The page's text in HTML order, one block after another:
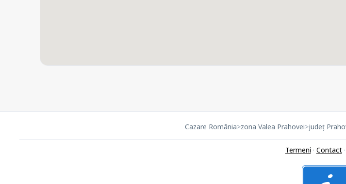
Cazare România>zona Valea Prahovei>județ
Termeni · Contact·